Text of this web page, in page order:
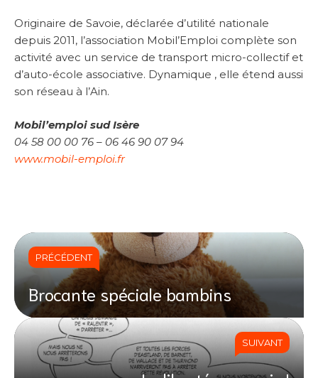
Originaire de Savoie, déclarée d’utilité nationale
depuis 2011, l’association Mobil’Emploi complète son
activité avec un service de transport micro-collectif et
d’auto-école associative. Dynamique , elle étend aussi
son réseau à l’Ain.
Mobil’emploi sud Isère
04 58 00 00 76 – 06 46 90 07 94
www.mobil-emploi.fr
PRÉCÉDENT
Brocante spéciale bambins
SUIVANT